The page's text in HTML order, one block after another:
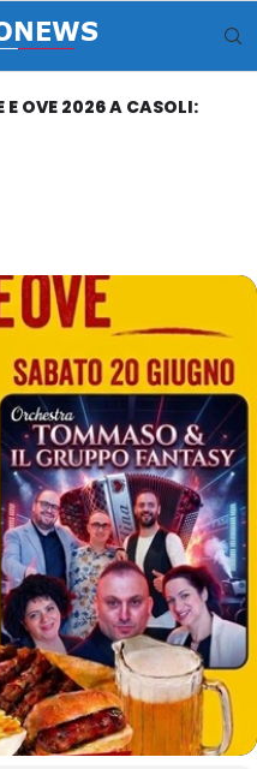
E OVE 2026 A CASOLI: